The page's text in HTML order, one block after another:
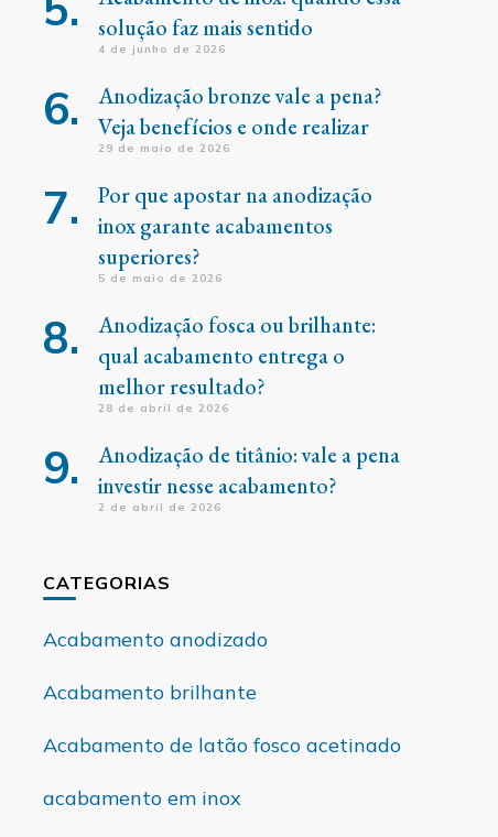
solução faz mais sentido
4 de junho de 2026
Anodização bronze vale a pena?
Veja benefícios e onde realizar
29 de maio de 2026
Por que apostar na anodização
inox garante acabamentos
superiores?
5 de maio de 2026
Anodização fosca ou brilhante:
qual acabamento entrega o
melhor resultado?
28 de abril de 2026
Anodização de titânio: vale a pena
investir nesse acabamento?
2 de abril de 2026
CATEGORIAS
Acabamento anodizado
Acabamento brilhante
Acabamento de latão fosco acetinado
acabamento em inox